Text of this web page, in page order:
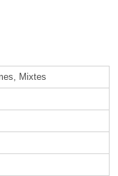
Mixtes